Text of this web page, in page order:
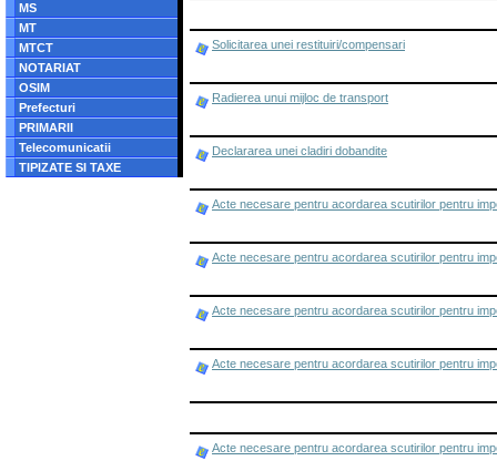
MS
MT
MTCT
NOTARIAT
OSIM
Prefecturi
PRIMARII
Telecomunicatii
TIPIZATE SI TAXE
Solicitarea unei restituiri/compensari
Radierea unui mijloc de transport
Declararea unei cladiri dobandite
Acte necesare pentru acordarea scutirilor pentru
Acte necesare pentru acordarea scutirilor pentru
Acte necesare pentru acordarea scutirilor pentru
Acte necesare pentru acordarea scutirilor pentru
Acte necesare pentru acordarea scutirilor pentru